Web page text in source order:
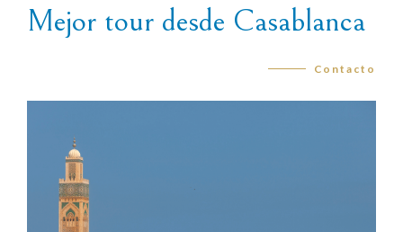
Mejor tour desde Casablanca
Contacto